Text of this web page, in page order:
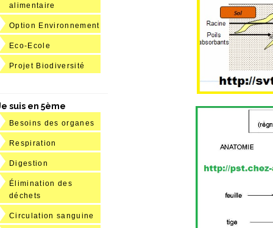
alimentaire
Option Environnement
Eco-Ecole
Projet Biodiversité
suis en 5ème
Besoins des organes
Respiration
Digestion
Élimination des
déchets
Circulation sanguine